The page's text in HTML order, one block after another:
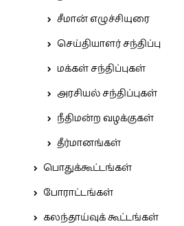
சீமான் எழுச்சியுரை
செய்தியாளர் சந்திப்பு
மக்கள் சந்திப்புகள்
அரசியல் சந்திப்புகள்
நீதிமன்ற வழக்குகள்
தீர்மானங்கள்
பொதுக்கூட்டங்கள்
போராட்டங்கள்
கலந்தாய்வுக் கூட்டங்கள்